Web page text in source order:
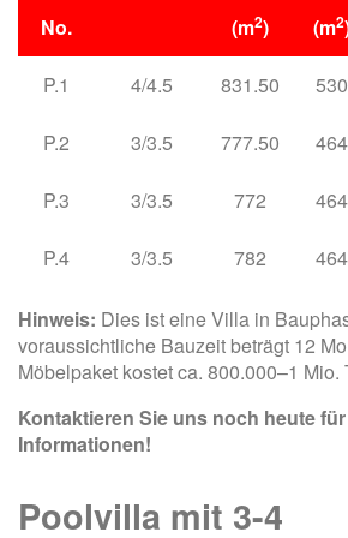
No.
(m2)
(m2
P.1 4/4.5 831.50 530
P.2 3/3.5 777.50 464
P.3 3/3.5 772 464
P.4 3/3.5 782 464
Hinweis: Dies ist eine Villa in
voraussichtliche Bauzeit beträgt 12
Möbelpaket kostet ca. 800.000–1 Mio.
Kontaktieren Sie uns noch heute
Informationen!
Poolvilla mit 3-4